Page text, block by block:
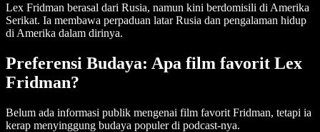
Lex Fridman berasal dari Rusia, namun kini berdomisili di Amerika
Serikat. Ia membawa perpaduan latar Rusia dan pengalaman hidup
di Amerika dalam dirinya.
Preferensi Budaya: Apa film favorit Lex
Fridman?
Belum ada informasi publik mengenai film favorit Fridman, tetapi ia
kerap menyinggung budaya populer di podcast-nya.